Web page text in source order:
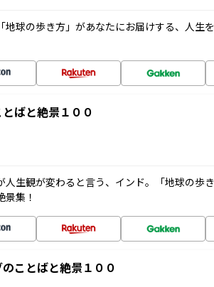
球の歩き方」があなたにお届けする、人生
ばと絶景１００
生観が変わると言う、インド。「地球の歩
集！
ことばと絶景１００